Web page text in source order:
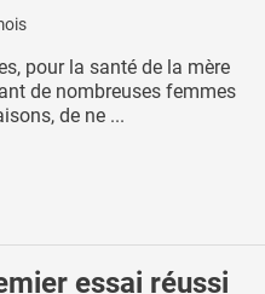
pour la santé de la mère
de nombreuses femmes
de ne ...
essai réussi